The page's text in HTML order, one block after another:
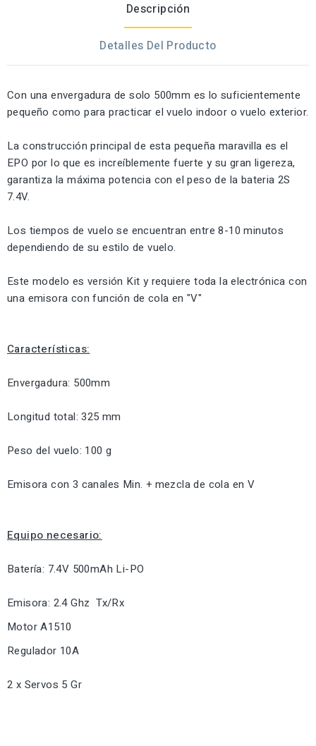
Descripción
Detalles Del Producto
Con una envergadura de solo 500mm es lo suficientemente
pequeño como para practicar el vuelo indoor o vuelo exterior.
La construcción principal de esta pequeña maravilla es el
EPO por lo que es increíblemente fuerte y su gran ligereza,
garantiza la máxima potencia con el peso de la bateria 2S
7.4V.
Los tiempos de vuelo se encuentran entre 8-10 minutos
dependiendo de su estilo de vuelo.
Este modelo es versión Kit y requiere toda la electrónica con
una emisora con función de cola en "V"
Características:
Envergadura: 500mm
Longitud total: 325 mm
Peso del vuelo: 100 g
Emisora con 3 canales Min. + mezcla de cola en V
Equipo necesario:
Batería: 7.4V 500mAh Li-PO
Emisora: 2.4 Ghz Tx/Rx
Motor A1510
Regulador 10A
2 x Servos 5 Gr